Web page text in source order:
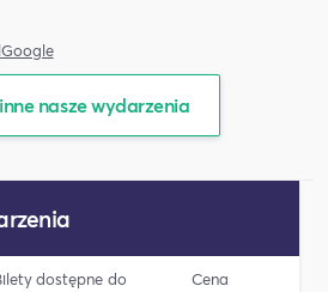
Google
nasze wydarzenia
dostępne do Cena